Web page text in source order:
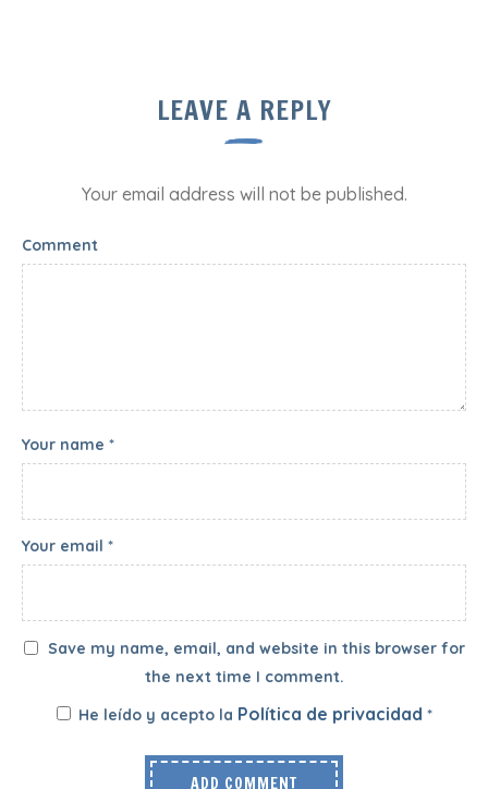
LEAVE A REPLY
Your email address will not be published.
Comment
Your name *
Your email *
Save my name, email, and website in this browser for
the next time I comment.
He leído y acepto la Política de privacidad *